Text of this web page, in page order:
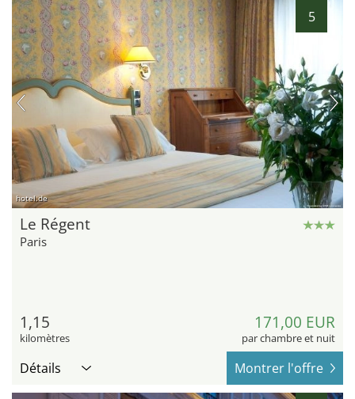
5
hotel.de
Le Régent
Paris
1,15
kilomètres
171,00 EUR
par chambre et nuit
Détails Montrer l'offre